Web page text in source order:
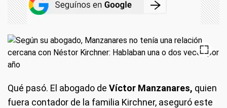
Qué pasó. El abogado de Víctor Manzanares, quien
fuera contador de la familia Kirchner, aseguró este